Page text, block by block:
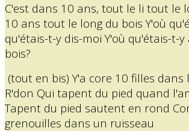
C'est dans 10 ans, tout le li tout le
10 ans tout le long du bois Y'où
qu'étais-t-y dis-moi Y'où qu'étais-t-
bois?
(tout en bis) Y'a core 10 filles dans
R'don Qui tapent du pied quand
Tapent du pied sautent en rond
grenouilles dans un ruisseau